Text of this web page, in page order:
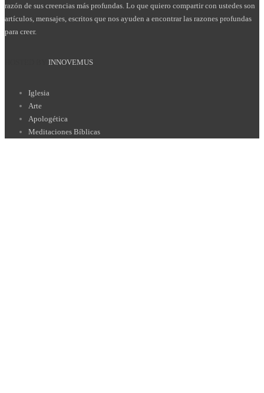
razón de sus creencias más profundas. Lo que quiero compartir con ustedes son
artículos, mensajes, escritos que nos ayuden a encontrar las razones profundas
para creer.
INNOVEMUS
Iglesia
Arte
Apologética
Meditaciones Bíblicas